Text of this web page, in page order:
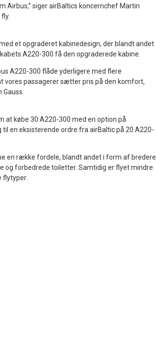
Airbus,” siger airBaltics koncernchef Martin
et opgraderet kabinedesign, der blandt andet
A220-300 få den opgraderede kabine.
A220-300 flåde yderligere med flere
vores passagerer sætter pris på den komfort,
at købe 30 A220-300 med en option på
en eksisterende ordre fra airBaltic på 20 A220-
en række fordele, blandt andet i form af bredere
og forbedrede toiletter. Samtidig er flyet mindre
flytyper.